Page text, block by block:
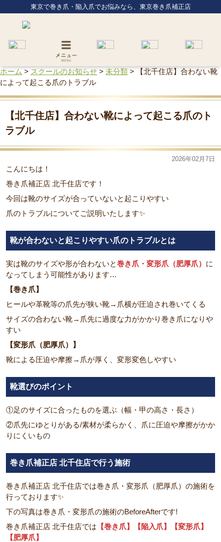
東京で巻き爪・陥入爪でお悩みなら、東京巻き爪補正店
ホーム > スクールのお知らせ > 未分類 >
【北千住店】合わない靴
によって起こる爪のトラブル
【北千住店】合わない靴によって起こる爪のト
ラブル
2026年02月7日
こんにちは！
巻き爪補正店 北千住店です！
今回は靴のサイズが合っていないと起こりやすい
爪のトラブルについてご説明いたします✨
靴が合わないと起こりやすい爪のトラブルとは
実は靴のサイズや形が合わないと巻き爪・変形爪（肥厚爪） に
なってしまう可能性があります…
【巻き爪】
ヒールや革靴等の爪先が狭い靴→爪横が圧迫され巻いてくる
サイズの合わない靴→爪先に過度な力がかかり巻き爪になりや
すい
【変形爪（肥厚爪）】
靴による圧迫や摩擦→爪が厚く、変形変色しやすい
靴選びのポイント
①足のサイズに合ったものを選ぶ（幅・甲の高さ・長さ）
②爪先にゆとりがある/素材が柔らかく、爪に圧迫や摩擦がかか
りにくいもの
巻き爪補正店 北千住店で行う施術
巻き爪補正店 北千住店では巻き爪・変形爪（肥厚爪）の施術を
行っております✨
下の写真は巻き爪・変形爪の施術のBeforeAfterです!
巻き爪補正店 北千住店では 【巻き爪】【陥入爪】【変形爪】
【肥厚爪】